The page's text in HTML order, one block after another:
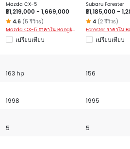
Mazda CX-5
฿1,219,000 - 1,669,000
4.6 (5 รีวิวs)
Mazda CX-5 ราคาใน Bangkok
เปรียบเทียบ
Subaru Forester
฿1,185,000 -
4 (2 รีวิวs)
Forester ราคาใน
เปรียบเทียบ
163 hp 156
1998 1995
5 5